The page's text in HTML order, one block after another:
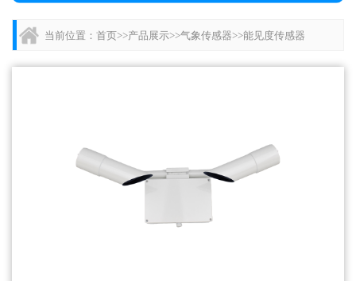
当前位置： 首页>>产品展示>>气象传感器>>能见度传感器